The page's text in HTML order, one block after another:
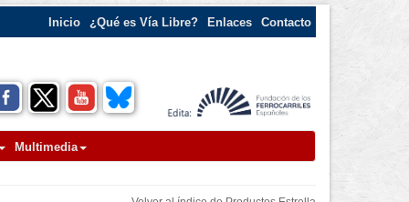
Inicio ¿Qué es Vía Libre? Enlaces Contacto
Multimedia